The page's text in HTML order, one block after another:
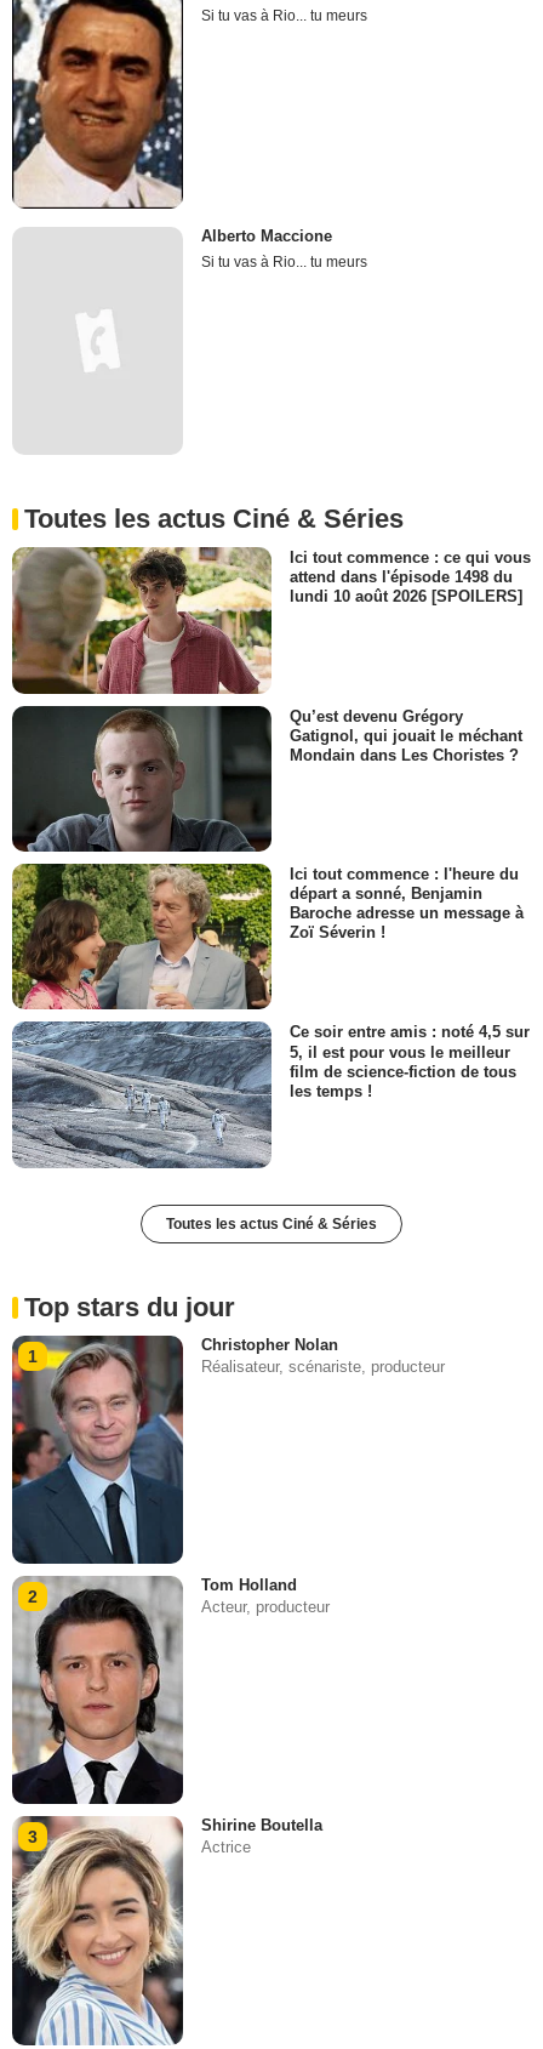
Si tu vas à Rio... tu meurs
Alberto Maccione
Si tu vas à Rio... tu meurs
Toutes les actus Ciné & Séries
Ici tout commence : ce qui vous
attend dans l'épisode 1498 du
lundi 10 août 2026 [SPOILERS]
Qu’est devenu Grégory
Gatignol, qui jouait le méchant
Mondain dans Les Choristes ?
Ici tout commence : l'heure du
départ a sonné, Benjamin
Baroche adresse un message à
Zoï Séverin !
Ce soir entre amis : noté 4,5 sur
5, il est pour vous le meilleur
film de science-fiction de tous
les temps !
Toutes les actus Ciné & Séries
Top stars du jour
1
Christopher Nolan
Réalisateur, scénariste, producteur
2
Tom Holland
Acteur, producteur
3
Shirine Boutella
Actrice